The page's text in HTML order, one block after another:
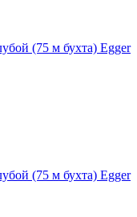
(75 м бухта) Egger
(75 м бухта) Egger